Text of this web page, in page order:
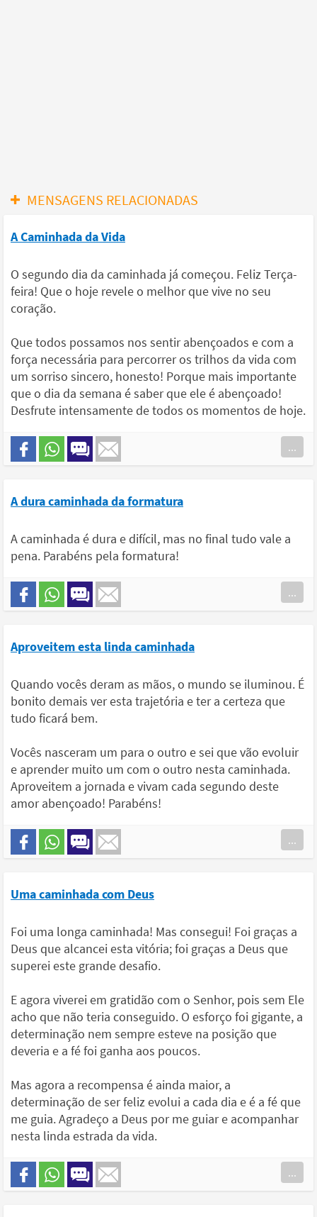
MENSAGENS RELACIONADAS
A Caminhada da Vida
O segundo dia da caminhada já começou. Feliz Terça-
feira! Que o hoje revele o melhor que vive no seu
coração.
Que todos possamos nos sentir abençoados e com a
força necessária para percorrer os trilhos da vida com
um sorriso sincero, honesto! Porque mais importante
que o dia da semana é saber que ele é abençoado!
Desfrute intensamente de todos os momentos de hoje.
...
A dura caminhada da formatura
A caminhada é dura e difícil, mas no final tudo vale a
pena. Parabéns pela formatura!
...
Aproveitem esta linda caminhada
Quando vocês deram as mãos, o mundo se iluminou. É
bonito demais ver esta trajetória e ter a certeza que
tudo ficará bem.
Vocês nasceram um para o outro e sei que vão evoluir
e aprender muito um com o outro nesta caminhada.
Aproveitem a jornada e vivam cada segundo deste
amor abençoado! Parabéns!
...
Uma caminhada com Deus
Foi uma longa caminhada! Mas consegui! Foi graças a
Deus que alcancei esta vitória; foi graças a Deus que
superei este grande desafio.
E agora viverei em gratidão com o Senhor, pois sem Ele
acho que não teria conseguido. O esforço foi gigante, a
determinação nem sempre esteve na posição que
deveria e a fé foi ganha aos poucos.
Mas agora a recompensa é ainda maior, a
determinação de ser feliz evolui a cada dia e é a fé que
me guia. Agradeço a Deus por me guiar e acompanhar
nesta linda estrada da vida.
...